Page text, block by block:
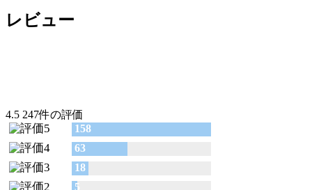
レビュー
4.5 247件の評価
158
63
18
5